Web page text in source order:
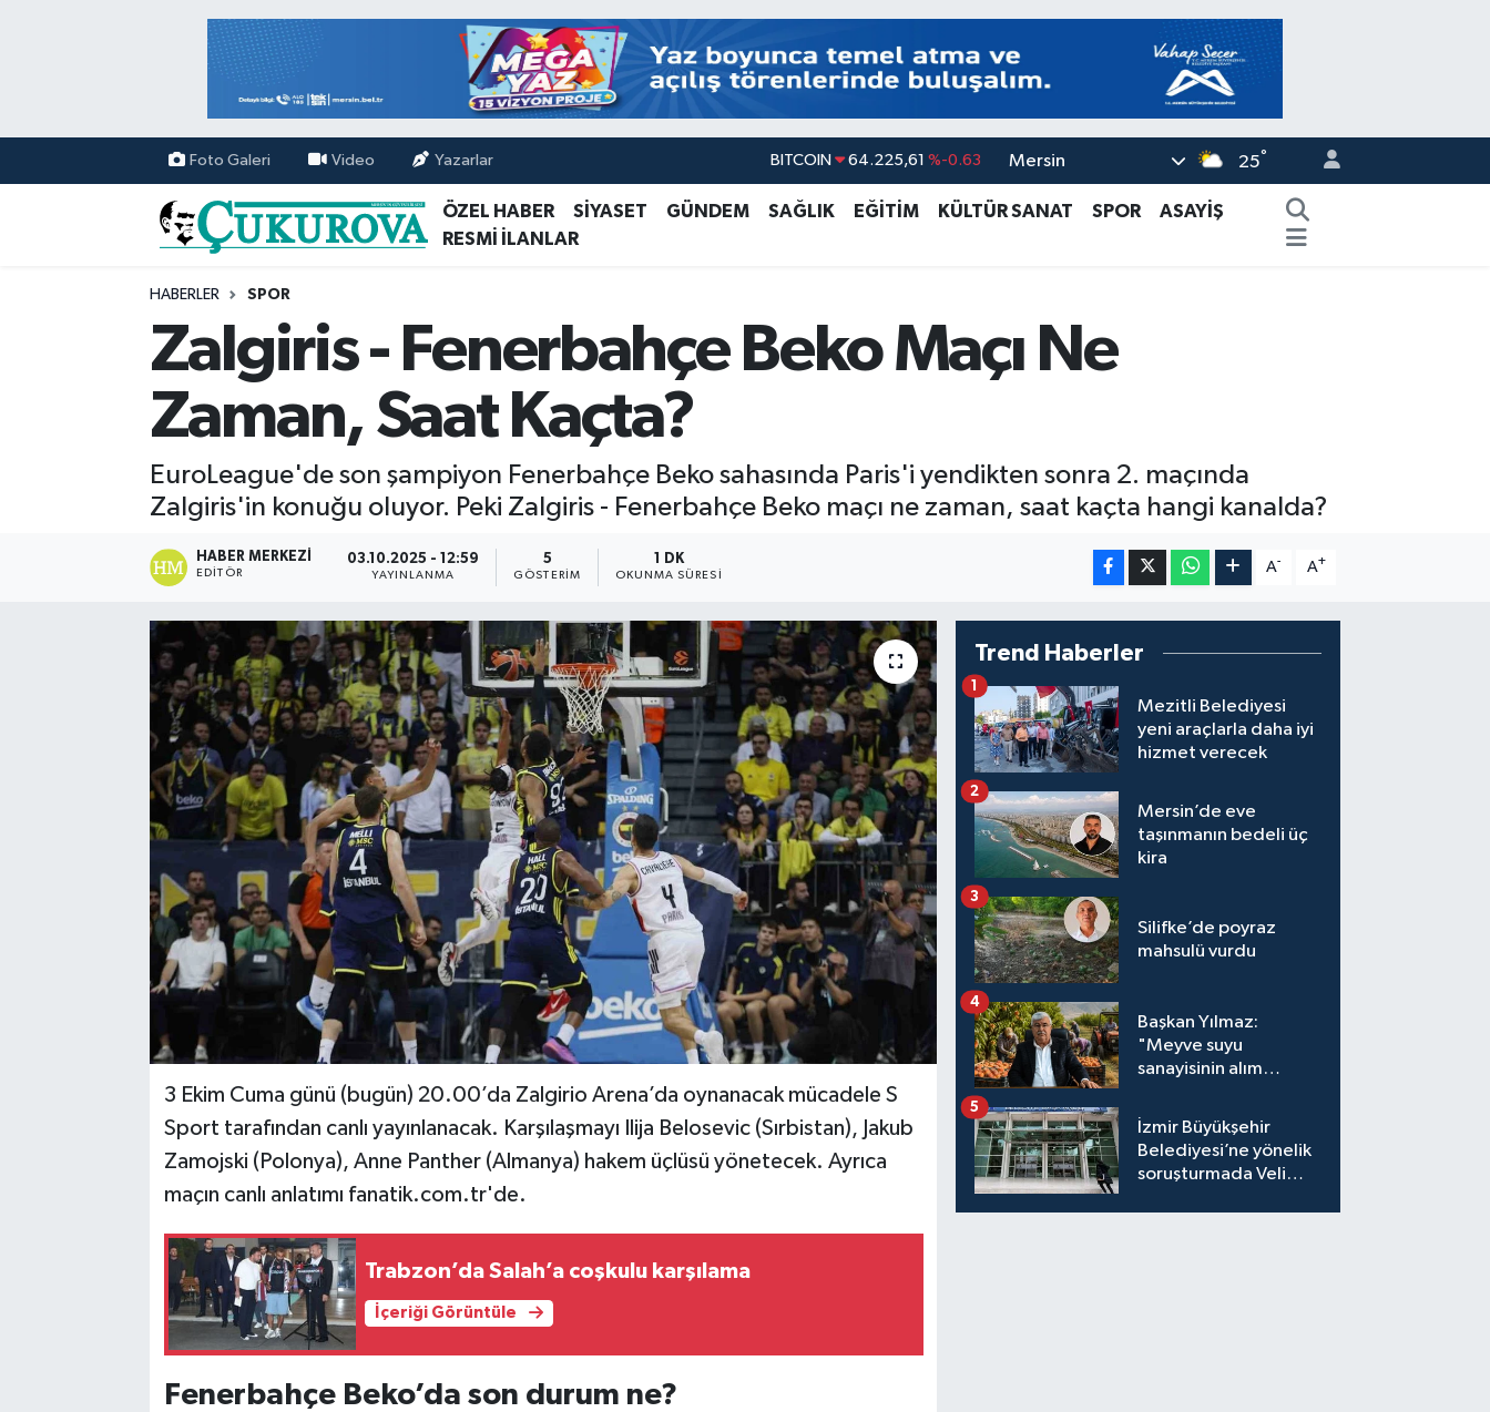
Foto Galeri Video Yazarlar BITCOIN 64.225,61 %-0.63
BİST100 13.799 %70
Mersin 25°
ÖZEL HABER SİYASET GÜNDEM SAĞLIK EĞİTİM KÜLTÜR SANAT SPOR
ASAYİŞ
RESMİ İLANLAR
HABERLER SPOR
Zalgiris - Fenerbahçe Beko Maçı Ne
Zaman, Saat Kaçta?
EuroLeague'de son şampiyon Fenerbahçe Beko sahasında Paris'i yendikten sonra 2. maçında
Zalgiris'in konuğu oluyor. Peki Zalgiris - Fenerbahçe Beko maçı ne zaman, saat kaçta hangi kanalda?
HABER MERKEZI
EDITÖR
03.10.2025 - 12:59
YAYINLANMA
5
GÖSTERIM
1 DK
OKUNMA SÜRESI
A- A+
3 Ekim Cuma günü (bugün) 20.00’da Zalgirio Arena’da oynanacak mücadele S
Sport tarafından canlı yayınlanacak. Karşılaşmayı Ilija Belosevic (Sırbistan), Jakub
Zamojski (Polonya), Anne Panther (Almanya) hakem üçlüsü yönetecek. Ayrıca
maçın canlı anlatımı fanatik.com.tr'de.
Trabzon’da Salah’a coşkulu karşılama
İçeriği Görüntüle
Fenerbahçe Beko’da son durum ne?
Trend Haberler
Mezitli Belediyesi
yeni araçlarla daha iyi
hizmet verecek
1
Mersin’de eve
taşınmanın bedeli üç
kira
2
Silifke’de poyraz
mahsulü vurdu
3
Başkan Yılmaz:
"Meyve suyu
sanayisinin alım
değerlendirilmeli''
4
İzmir Büyükşehir
Belediyesi’ne yönelik
soruşturmada Veli
5
Mersin Nöbetçi Eczaneler
Mersin Hava Durumu
Mersin Namaz Vakitleri
Mersin Trafik Yoğunluk Haritası
Tüm Manşetler
Son Dakika Haberleri
Haber Arşivi